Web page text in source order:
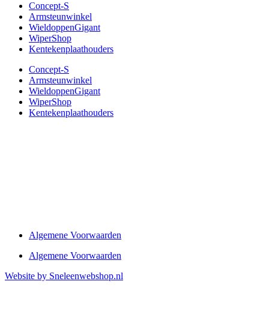
Concept-S
Armsteunwinkel
WieldoppenGigant
WiperShop
Kentekenplaathouders
Concept-S
Armsteunwinkel
WieldoppenGigant
WiperShop
Kentekenplaathouders
Algemene Voorwaarden
Algemene Voorwaarden
Website by Sneleenwebshop.nl